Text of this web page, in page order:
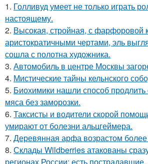
1. Голливуд умеет не только играть
настоящему.
2. Высокая, стройная, с фарфоровой
аристократичными чертами, эль
сошла с полотна художника.
3. Автомобиль в центре Москвы
4. Мистические тайны кельнского
5. Биохимики нашли способ продлить
мяса без заморозки.
6. Таксисты и водители скорой
умирают от болезни альцгеймера.
7. Деревянная арфа возрастом более
8. Склады Wildberries атакованы